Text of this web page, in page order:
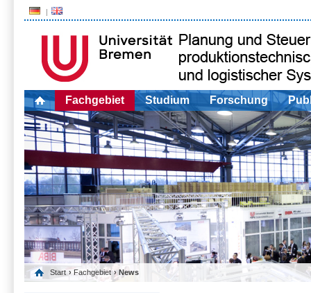
Fachgebiet Studium Forschung
Start › Fachgebiet › News